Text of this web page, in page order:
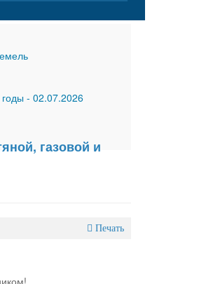
- 02.07.2026
газовой и
Печать